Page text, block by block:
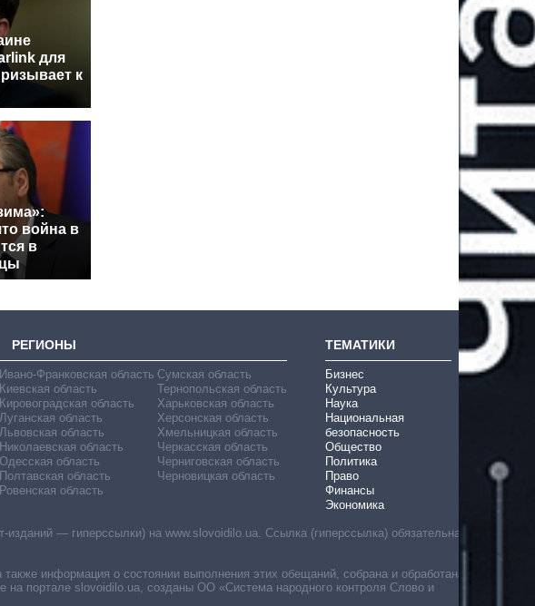
для
к
война в
в
РЕГИОНЫ
Ивано-Франковская область
Киевская область
Кировоградская область
Луганская область
Львовская область
Николаевская область
Одесская область
Полтавская область
Ровенская область
Сумская область
Тернопольская область
Харьковская область
Херсонская область
Хмельницкая область
Черкасская область
Черниговская область
Черновицкая область
ТЕМАТИКИ
Бизнес
Культура
Наука
Национальная
безопасность
Общество
Политика
Право
Финансы
Экономика
— гиперссылки) на www.slovoidilo.ua. Ссылка (гиперссылка) обязательна
информация о состоянии выполнения этих обещаний, собрана и обработана
портале slovoidilo.ua, созданы ОО «Система народного контроля Слово и